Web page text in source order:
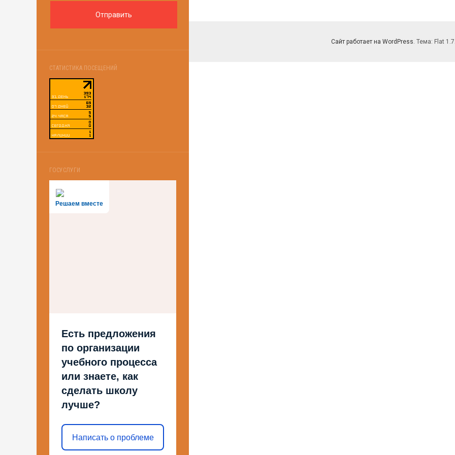
СТАТИСТИКА ПОСЕЩЕНИЙ
ГОСУСЛУГИ
Решаем вместе
Есть предложения
по организации
учебного процесса
или знаете, как
сделать школу
лучше?
Написать о проблеме
Сайт работает на WordPress. Тема: Flat